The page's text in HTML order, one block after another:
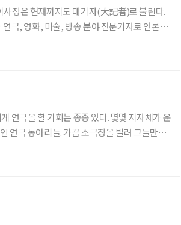
장은 현재까지도 대기자(大記者)로 불린다.
극, 영화, 미술, 방송 분야 전문기자로 언론계
연극을 할 기회는 종종 있다. 몇몇 지자체가 운
연극 동아리들. 가끔 소극장을 빌려 그들만의